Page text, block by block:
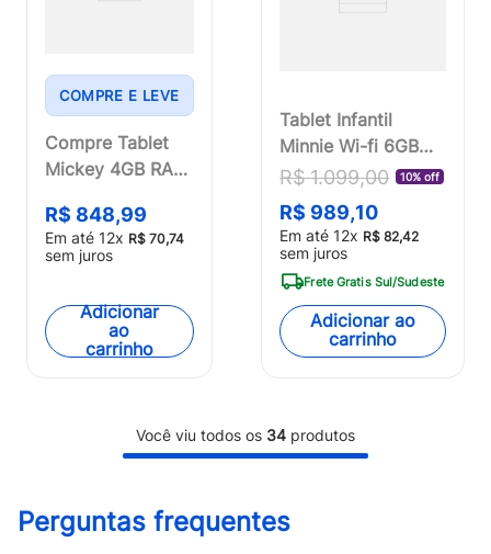
COMPRE E LEVE
Compre Tablet
Mickey 4GB RAM
Maleta Mickey
Construtor -
R$ 848,99
Em até 12x R$ 70,74
sem juros
Adicionar
ao
carrinho
Tablet Infantil
Minnie Wi-fi 6GB
RAM 64GB Tela 8
Pol. Android 13
Octa-core Multi -
NB439OUT
[Reembalado]
R$ 1.099,00 10% off
R$ 989,10
Em até 12x R$ 82,42
sem juros
Frete Gratis Sul/Sudeste
Adicionar ao
carrinho
Você viu todos os 34 produtos
Perguntas frequentes